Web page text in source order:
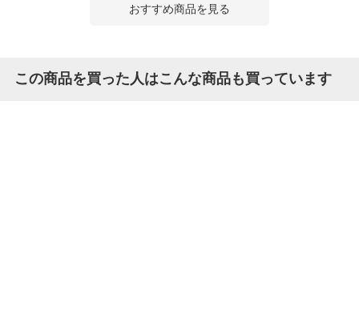
おすすめ商品を見る
この商品を買った人はこんな商品も買っています